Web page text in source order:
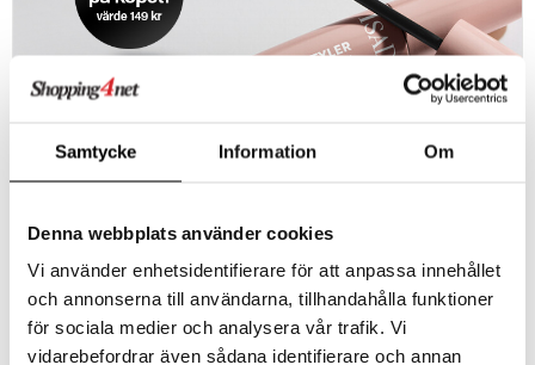
Samtycke Information Om
Denna webbplats använder cookies
Vi använder enhetsidentifierare för att anpassa innehållet
och annonserna till användarna, tillhandahålla funktioner
för sociala medier och analysera vår trafik. Vi
vidarebefordrar även sådana identifierare och annan
IsaDora - mascara på köpet
Köp valfria produkter från IsaDora för minst
250 kr och få en The Lash Styler Volume
Mascara från IsaDora på köpet, värd 149 kr.
Gåvan placeras automatiskt i kassan.
Erbjudandet gäller så långt lagret räcker.